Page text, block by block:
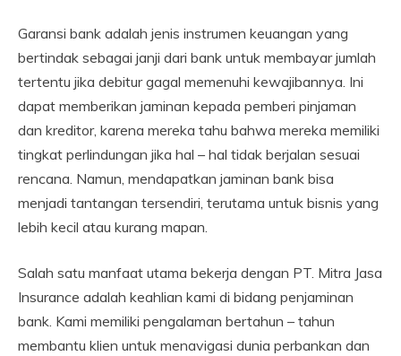
Garansi bank adalah jenis instrumen keuangan yang
bertindak sebagai janji dari bank untuk membayar jumlah
tertentu jika debitur gagal memenuhi kewajibannya. Ini
dapat memberikan jaminan kepada pemberi pinjaman
dan kreditor, karena mereka tahu bahwa mereka memiliki
tingkat perlindungan jika hal – hal tidak berjalan sesuai
rencana. Namun, mendapatkan jaminan bank bisa
menjadi tantangan tersendiri, terutama untuk bisnis yang
lebih kecil atau kurang mapan.
Salah satu manfaat utama bekerja dengan PT. Mitra Jasa
Insurance adalah keahlian kami di bidang penjaminan
bank. Kami memiliki pengalaman bertahun – tahun
membantu klien untuk menavigasi dunia perbankan dan